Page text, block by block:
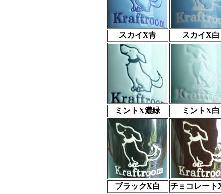
スカイX青 スカイX白
ミントX濃緑 ミントX白
ブラックX白 チョコレート